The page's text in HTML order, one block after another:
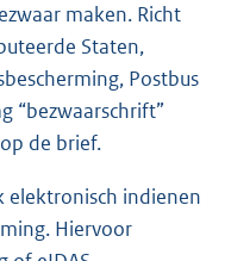
maken. Richt
Staten,
Postbus
“bezwaarschrift”
de brief.
elektronisch indienen
Hiervoor